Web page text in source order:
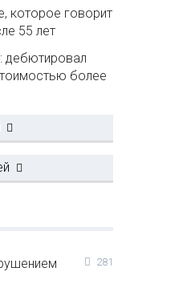
которое говорит
55 лет
дебютировал
более
281